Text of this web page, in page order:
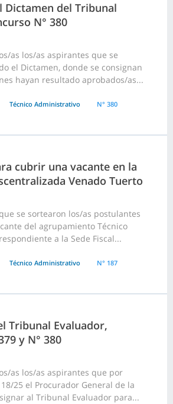
Dictamen del Tribunal
N° 380
as los/as aspirantes que se
el Dictamen, donde se consignan
hayan resultado aprobados/as...
Técnico Administrativo N° 380
cubrir una vacante en la
Venado Tuerto
se sortearon los/as postulantes
del agrupamiento Técnico
a la Sede Fiscal...
Técnico Administrativo N° 187
Tribunal Evaluador,
y N° 380
as los/as aspirantes que por
25 el Procurador General de la
al Tribunal Evaluador para...